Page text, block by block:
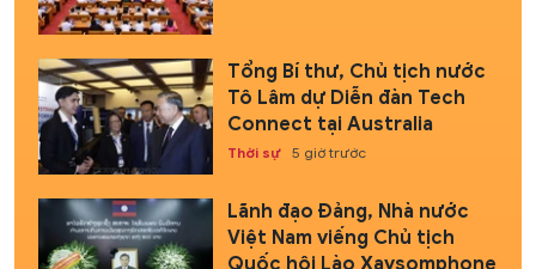
Tổng Bí thư, Chủ tịch nước
Tô Lâm dự Diễn đàn Tech
Connect tại Australia
Thời sự 5 giờ trước
Lãnh đạo Đảng, Nhà nước
Việt Nam viếng Chủ tịch